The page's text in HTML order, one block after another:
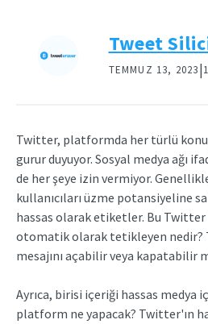
Tweet
TEMMUZ 13, 2023|
Twitter, platformda her türlü
gurur duyuyor. Sosyal medya ağı
de her şeye izin vermiyor.
kullanıcıları üzme potansiyeline
hassas olarak etiketler. Bu Twitter
otomatik olarak tetikleyen nedir?
mesajını açabilir veya kapatabilir
Ayrıca, birisi içeriği hassas medya
platform ne yapacak? Twitter'ın